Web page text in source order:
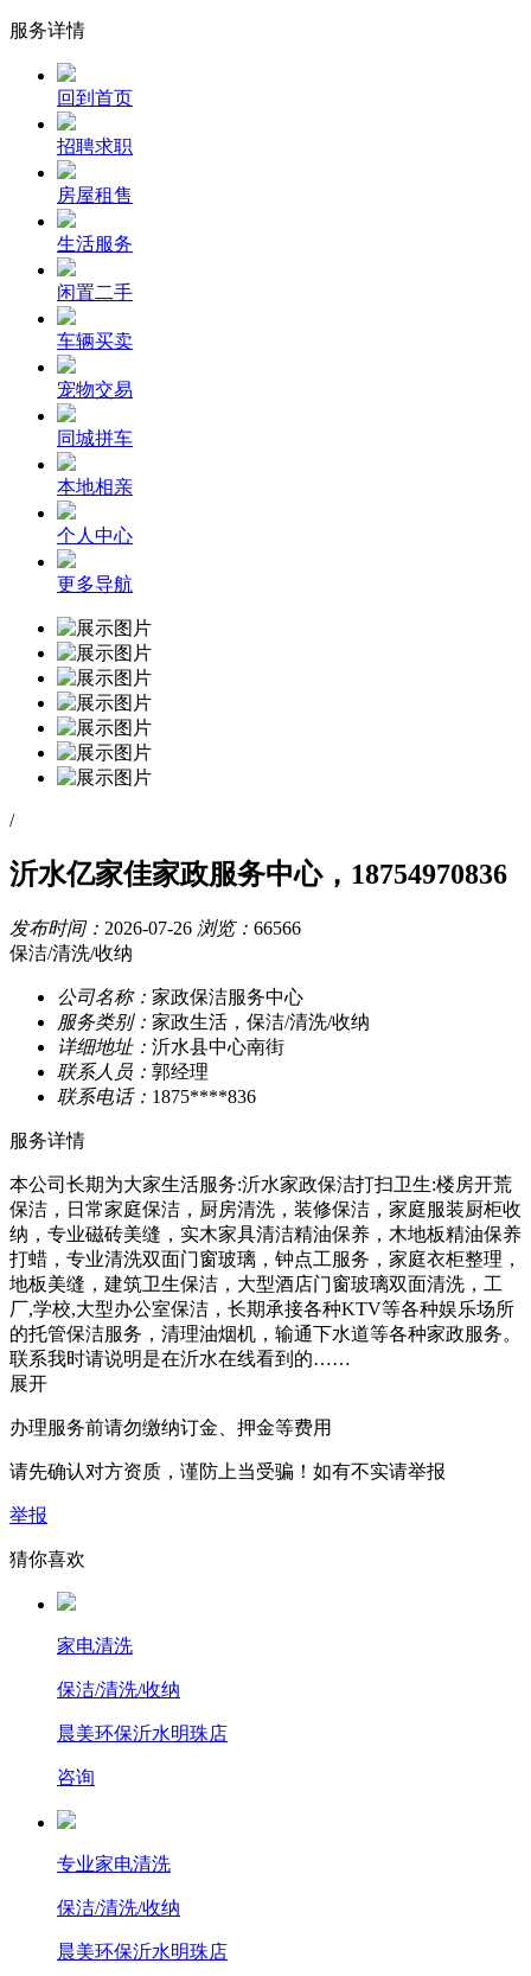
服务详情
回到首页
招聘求职
房屋租售
生活服务
闲置二手
车辆买卖
宠物交易
同城拼车
本地相亲
个人中心
更多导航
/
沂水亿家佳家政服务中心，18754970836
发布时间： 2026-07-26 浏览： 66566
保洁/清洗/收纳
公司名称： 家政保洁服务中心
服务类别： 家政生活，保洁/清洗/收纳
详细地址： 沂水县中心南街
联系人员： 郭经理
联系电话： 1875****836
服务详情
本公司长期为大家生活服务:沂水家政保洁打扫卫生:楼房开荒
保洁，日常家庭保洁，厨房清洗，装修保洁，家庭服装厨柜收
纳，专业磁砖美缝，实木家具清洁精油保养，木地板精油保养
打蜡，专业清洗双面门窗玻璃，钟点工服务，家庭衣柜整理，
地板美缝，建筑卫生保洁，大型酒店门窗玻璃双面清洗，工
厂,学校,大型办公室保洁，长期承接各种KTV等各种娱乐场所
的托管保洁服务，清理油烟机，输通下水道等各种家政服务。
联系我时请说明是在沂水在线看到的……
展开
办理服务前请勿缴纳订金、押金等费用
请先确认对方资质，谨防上当受骗！如有不实请举报
举报
猜你喜欢
家电清洗
保洁/清洗/收纳
晨美环保沂水明珠店
咨询
专业家电清洗
保洁/清洗/收纳
晨美环保沂水明珠店